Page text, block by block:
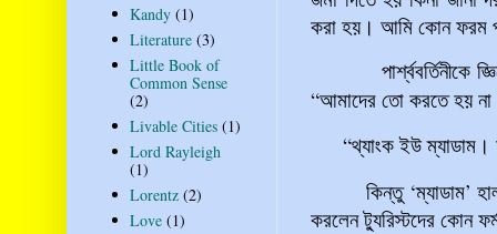
করা হয়। আমি কোন ফরম
পার্শ্ববর্তিনীকে
“আমাদের তো করতে হয়
“থ্যাংক ইউ ম্যাডাম।
কিন্তু ‘ম্যাডাম’
করলেন ট্যুরিস্টদের কোন
Kandy (1)
Literature (3)
Little Book of
Common Sense
(2)
Livable Cities (1)
Lord Rayleigh
(1)
Lorentz (2)
Love (1)